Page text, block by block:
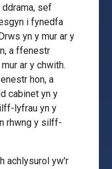
sef
i fynedfa
yn y mur ar y
a ffenestr
ar y chwith.
hon, a
cabinet yn y
lyfrau yn y
rhwng y silff-
achlysurol yw'r